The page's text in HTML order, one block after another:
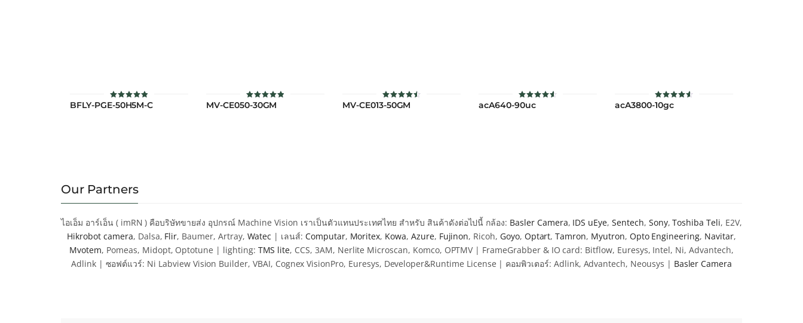
ให้คะแนน
BFLY-PGE-50H5M-C
ให้คะแนน
MV-CE050-30GM
ให้
MV-CE013-50GM
ให้คะแนน
acA640-90uc
ให้คะแนน
4.6
acA3800-10gc
Our Partners
ไอเอ็ม อาร์เอ็น ( imRN ) คือบริษัทขายส่ง อุปกรณ์ Machine Vision เราเป็นตัวแทนประเทศไทย สำหรับ สินค้าดังต่อไปนี้ กล้อง: Basler Camera, IDS uEye,Sentech, Sony,Toshiba Teli, E2V,
Hikrobot camera, Dalsa, Flir, Baumer, Artray, Watec | เลนส์: Computar, Moritex, Kowa, Azure, Fujinon, Ricoh, Goyo, Optart,Tamron, Myutron, Opto Engineering, Navitar,
Mvotem, Pomeas, Midopt, Optotune | lighting: TMS lite, CCS, 3AM, Nerlite Microscan, Komco, OPTMV | FrameGrabber & IO card: Bitflow, Euresys, Intel, Ni, Advantech,
Adlink | ซอฟต์แวร์: Ni Labview Vision Builder, VBAI, Cognex VisionPro, Euresys, Developer&Runtime License | คอมพิวเตอร์: Adlink, Advantech, Neousys | Basler Camera